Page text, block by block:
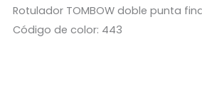
Rotulador TOMBOW doble punta
Código de color: 443